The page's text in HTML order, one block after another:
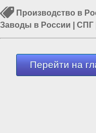
Производство в
Заводы в России
СПГ
России|Власть в РФ
Перейти на